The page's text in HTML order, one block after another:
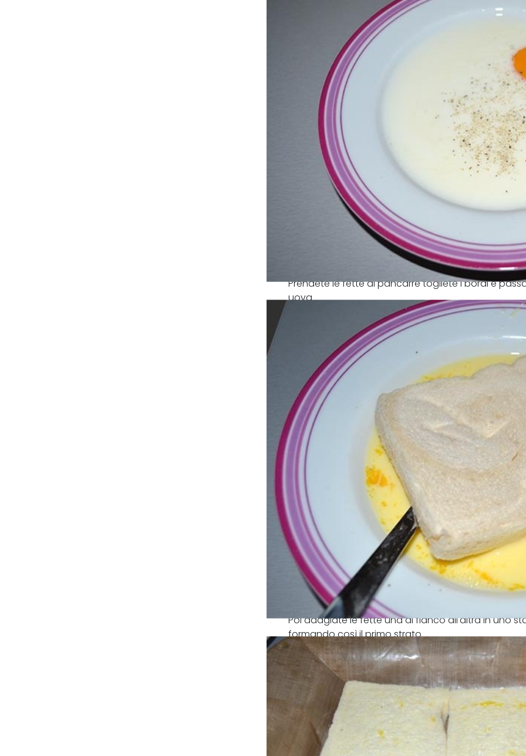
Prendete le fette di pancarrè togliete i bordi e
uova
Poi adagiate le fette una di fianco all'altra in uno
formando così il primo strato.